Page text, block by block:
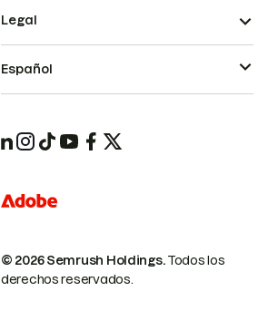
© 2026 Semrush Holdings.Todos los
derechos reservados.
Legal
Español